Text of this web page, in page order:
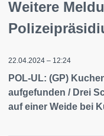
Weitere
22.04.2024 – 12:24
POL-UL: (GP)
aufgefunden / Drei
auf einer Weide bei